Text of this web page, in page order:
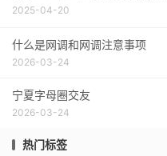
2025-04-20
什么是网调和网调注意事项
2026-03-24
宁夏字母圈交友
2026-03-24
热门标签